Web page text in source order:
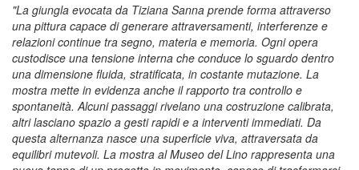
"La giungla evocata da Tiziana Sanna prende forma attraverso
una pittura capace di generare attraversamenti, interferenze e
relazioni continue tra segno, materia e memoria. Ogni opera
custodisce una tensione interna che conduce lo sguardo dentro
una dimensione fluida, stratificata, in costante mutazione. La
mostra mette in evidenza anche il rapporto tra controllo e
spontaneità. Alcuni passaggi rivelano una costruzione calibrata,
altri lasciano spazio a gesti rapidi e a interventi immediati. Da
questa alternanza nasce una superficie viva, attraversata da
equilibri mutevoli. La mostra al Museo del Lino rappresenta una